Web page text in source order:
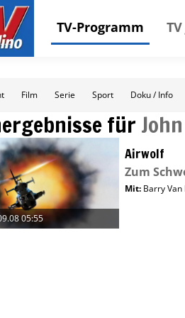
TV-Programm
Film Serie Sport Doku / Info
für
05:55
Airwolf
Zum
Mit: Barry Van